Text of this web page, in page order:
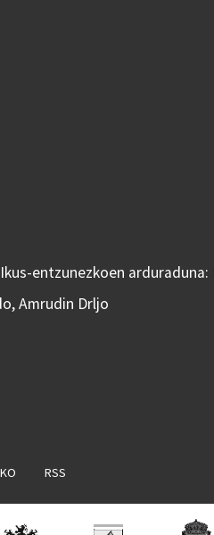
entzunezkoen arduraduna:
Amrudin Drljo
RSS